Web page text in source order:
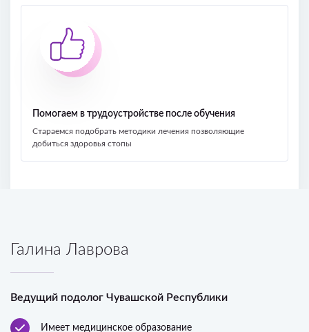
Помогаем в трудоустройстве после обучения
Стараемся подобрать методики лечения позволяющие
добиться здоровья стопы
Галина Лаврова
Ведущий подолог Чувашской Республики
Имеет медицинское образование